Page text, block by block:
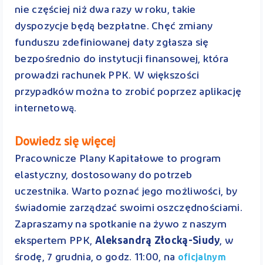
nie częściej niż dwa razy w roku, takie
dyspozycje będą bezpłatne. Chęć zmiany
funduszu zdefiniowanej daty zgłasza się
bezpośrednio do instytucji finansowej, która
prowadzi rachunek PPK. W większości
przypadków można to zrobić poprzez aplikację
internetową.
Dowiedz się więcej
Pracownicze Plany Kapitałowe to program
elastyczny, dostosowany do potrzeb
uczestnika. Warto poznać jego możliwości, by
świadomie zarządzać swoimi oszczędnościami.
Zapraszamy na spotkanie na żywo z naszym
ekspertem PPK, Aleksandrą Złocką-Siudy, w
środę, 7 grudnia, o godz. 11:00, na oficjalnym